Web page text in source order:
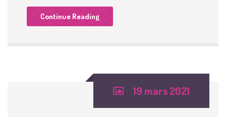
Continue Reading
19 mars 2021